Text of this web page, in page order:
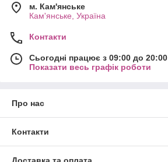
м. Кам'янське
Кам'янське, Україна
Контакти
Сьогодні працює з 09:00 до 20:00
Показати весь графік роботи
Про нас
Контакти